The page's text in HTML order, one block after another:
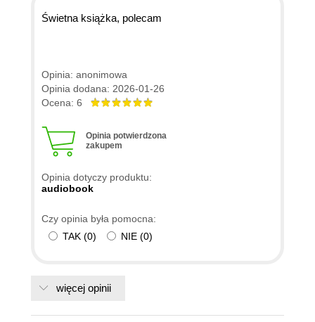
Świetna książka, polecam
Opinia: anonimowa
Opinia dodana: 2026-01-26
Ocena: 6
Opinia potwierdzona
zakupem
Opinia dotyczy produktu:
audiobook
Czy opinia była pomocna:
TAK (0) NIE (0)
więcej opinii